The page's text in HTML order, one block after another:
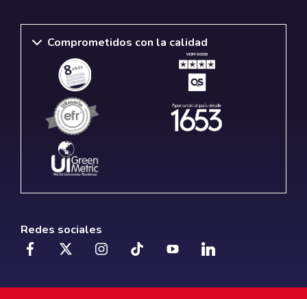
Comprometidos con la calidad
Redes sociales